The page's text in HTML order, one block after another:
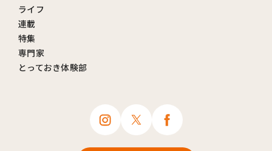
ライフ
連載
特集
専門家
とっておき体験部